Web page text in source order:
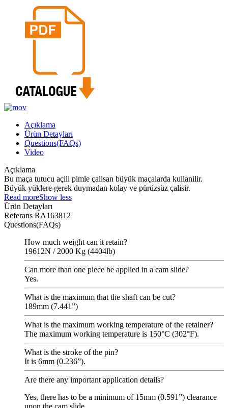
Açıklama
Ürün Detayları
Questions(FAQs)
Video
Açıklama
Bu maça tutucu açili pimle çalisan büyük maçalarda kullanilir.
Büyük yüklere gerek duymadan kolay ve pürüzsüz çalisir.
Read moreShow less
Ürün Detayları
Referans RA163812
Questions(FAQs)
How much weight can it retain?
19612N / 2000 Kg (4404lb)
Can more than one piece be applied in a cam slide?
Yes.
What is the maximum that the shaft can be cut?
189mm (7.441”)
What is the maximum working temperature of the retainer?
The maximum working temperature is 150°C (302°F).
What is the stroke of the pin?
It is 6mm (0.236”).
Are there any important application details?
Yes, there has to be a minimum of 15mm (0.591”) clearance
upon the cam slide.